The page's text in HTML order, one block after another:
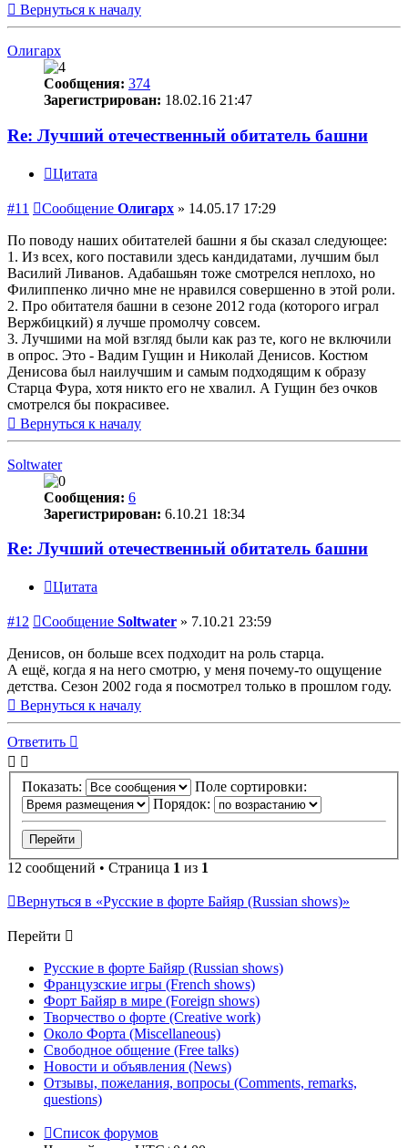
Вернуться к началу
Олигарх
Сообщения: 374
Зарегистрирован: 18.02.16 21:47
Re: Лучший отечественный обитатель башни
Цитата
#11 Сообщение Олигарх » 14.05.17 17:29
По поводу наших обитателей башни я бы сказал следующее:
1. Из всех, кого поставили здесь кандидатами, лучшим был
Василий Ливанов. Адабашьян тоже смотрелся неплохо, но
Филиппенко лично мне не нравился совершенно в этой роли.
2. Про обитателя башни в сезоне 2012 года (которого играл
Вержбицкий) я лучше промолчу совсем.
3. Лучшими на мой взгляд были как раз те, кого не включили
в опрос. Это - Вадим Гущин и Николай Денисов. Костюм
Денисова был наилучшим и самым подходящим к образу
Старца Фура, хотя никто его не хвалил. А Гущин без очков
смотрелся бы покрасивее.
Вернуться к началу
Soltwater
Сообщения: 6
Зарегистрирован: 6.10.21 18:34
Re: Лучший отечественный обитатель башни
Цитата
#12 Сообщение Soltwater » 7.10.21 23:59
Денисов, он больше всех подходит на роль старца.
А ещё, когда я на него смотрю, у меня почему-то ощущение
детства. Сезон 2002 года я посмотрел только в прошлом году.
Вернуться к началу
Ответить
Показать:
Поле сортировки:
Порядок:
12 сообщений • Страница 1 из 1
Вернуться в «Русские в форте Байяр (Russian shows)»
Перейти
Русские в форте Байяр (Russian shows)
Французские игры (French shows)
Форт Байяр в мире (Foreign shows)
Творчество о форте (Creative work)
Около Форта (Miscellaneous)
Свободное общение (Free talks)
Новости и объявления (News)
Отзывы, пожелания, вопросы (Comments, remarks,
questions)
Список форумов